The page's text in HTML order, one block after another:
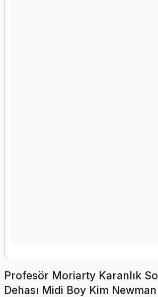
Profesör Moriarty Karanlık
Dehası Midi Boy Kim Newman